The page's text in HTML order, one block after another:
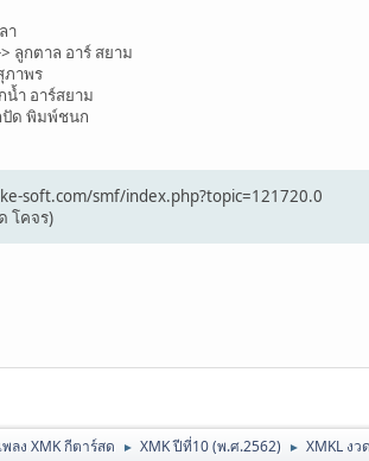
า
ลูกตาล อาร์ สยาม
ภาพร
น้ำ อาร์สยาม
ปัด พิมพ์ชนก
soft.com/smf/index.php?topic=121720.0
โคจร)
ลง XMK กีตาร์สด ► XMK ปีที่10 (พ.ศ.2562) ► XMKL ง